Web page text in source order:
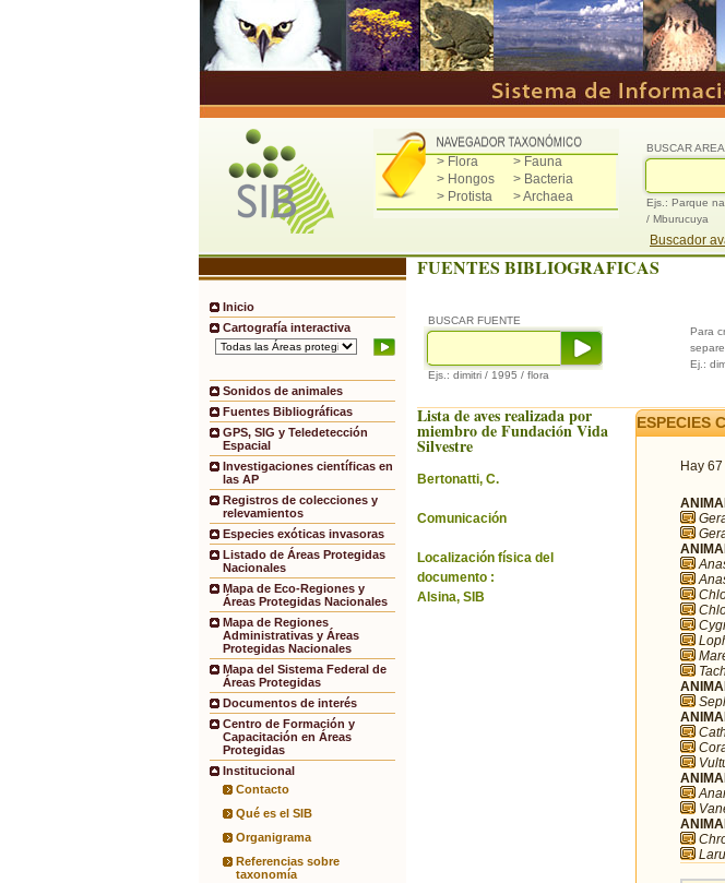
> Flora
> Fauna
> Hongos
> Bacteria
> Protista
> Archaea
BUSCAR
Ejs.: Parque
/ Mburucuya
Buscador
Inicio
Cartografía interactiva
Sonidos de animales
Fuentes Bibliográficas
GPS, SIG y Teledetección
Espacial
Investigaciones científicas en
las AP
Registros de colecciones y
relevamientos
Especies exóticas invasoras
Listado de Áreas Protegidas
Nacionales
Mapa de Eco-Regiones y
Áreas Protegidas Nacionales
Mapa de Regiones
Administrativas y Áreas
Protegidas Nacionales
Mapa del Sistema Federal de
Áreas Protegidas
Documentos de interés
Centro de Formación y
Capacitación en Áreas
Protegidas
Institucional
Contacto
Qué es el SIB
Organigrama
Referencias sobre
taxonomía
FUENTES BIBLIOGRAFICAS
BUSCAR FUENTE
Ejs.: dimitri / 1995 / flora
Para
Ej.:
Lista de aves realizada por
miembro de Fundación Vida
Silvestre
Bertonatti, C.
Comunicación
Localización física del
documento :
Alsina, SIB
ESPECIES
Hay